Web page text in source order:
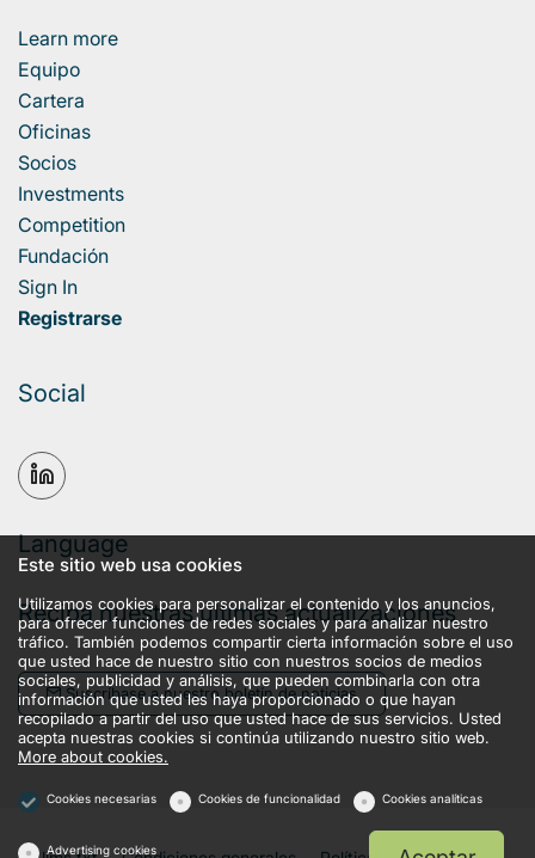
Learn more
Equipo
Cartera
Oficinas
Socios
Investments
Competition
Fundación
Sign In
Registrarse
Social
Language
Reciba nuestras últimas actualizaciones
Suscríbase a nuestro boletín de noticias
Este sitio web usa cookies
Utilizamos cookies para personalizar el contenido y los anuncios,
para ofrecer funciones de redes sociales y para analizar nuestro
tráfico. También podemos compartir cierta información sobre el uso
que usted hace de nuestro sitio con nuestros socios de medios
sociales, publicidad y análisis, que pueden combinarla con otra
información que usted les haya proporcionado o que hayan
recopilado a partir del uso que usted hace de sus servicios. Usted
acepta nuestras cookies si continúa utilizando nuestro sitio web.
More about cookies.
Cookies necesarias Cookies de funcionalidad Cookies analíticas
Advertising cookies